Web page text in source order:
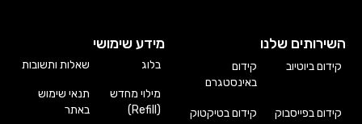
השירותים שלנו
קידום ביוטיוב
קידום
באינסטגרם
קידום בפייסבוק קידום בטיקטוק
מידע שימושי
בלוג
מילוי מחדש
(Refill)
שאלות ותשובות
תנאי שימוש
באתר